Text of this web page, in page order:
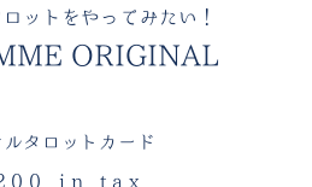
ットをやってみたい！
ORIGINAL
ルタロットカード
in tax